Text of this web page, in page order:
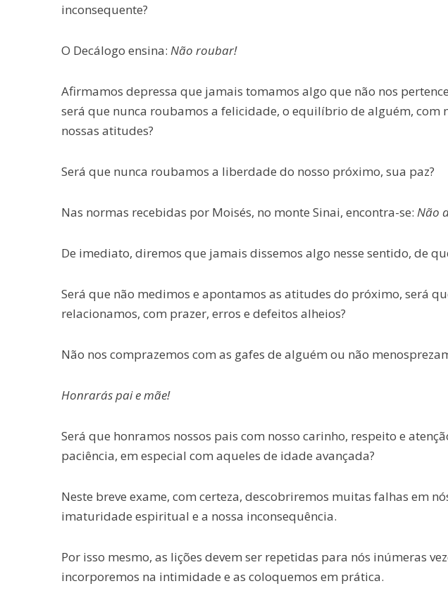
inconsequente?
O Decálogo ensina: Não roubar!
Afirmamos depressa que jamais tomamos algo que não nos
será que nunca roubamos a felicidade, o equilíbrio de alguém, com
nossas atitudes?
Será que nunca roubamos a liberdade do nosso próximo, sua paz?
Nas normas recebidas por Moisés, no monte Sinai, encontra-­se: Não
De imediato, diremos que jamais dissemos algo nesse sentido, de
Será que não medimos e apontamos as atitudes do próximo, será
relacionamos, com prazer, erros e defeitos alheios?
Não nos comprazemos com as gafes de alguém ou não
Honrarás pai e mãe!
Será que honramos nossos pais com nosso carinho, respeito e
paciência, em especial com aqueles de idade avançada?
Neste breve exame, com certeza, descobriremos muitas falhas em
imaturidade espiritual e a nossa inconsequência.
Por isso mesmo, as lições devem ser repetidas para nós inúmeras
incorporemos na intimidade e as coloquemos em prática.